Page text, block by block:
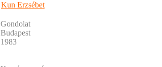
Kun Erzsébet
Gondolat
Budapest
1983